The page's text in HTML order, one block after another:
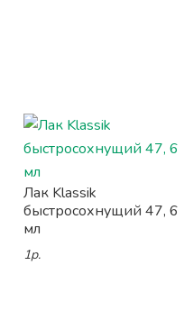
Лак Klassik
быстросохнущий 47, 6
мл
1р.